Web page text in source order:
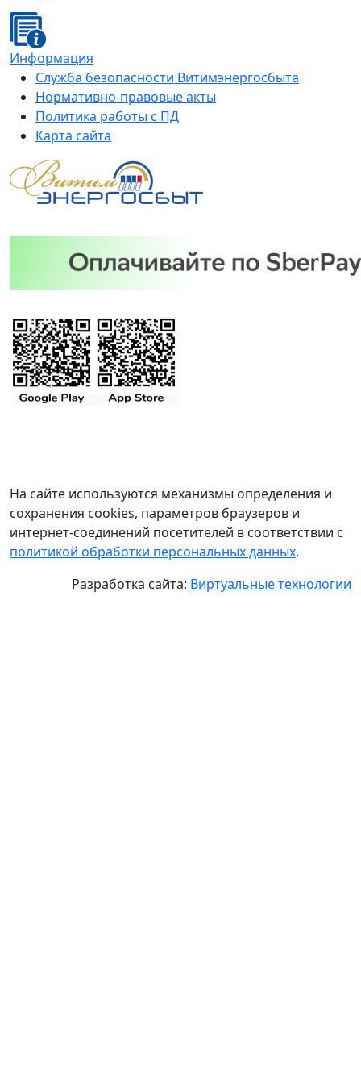
Информация
Служба безопасности Витимэнергосбыта
Нормативно-правовые акты
Политика работы с ПД
Карта сайта
На сайте используются механизмы определения и
сохранения cookies, параметров браузеров и
интернет-соединений посетителей в соответствии с
политикой обработки персональных данных.
Разработка сайта: Виртуальные технологии